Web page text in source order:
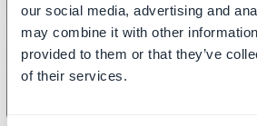
our social media, advertising and
may combine it with other
provided to them or that they’ve
of their services.
Valikon kuvakkeiden